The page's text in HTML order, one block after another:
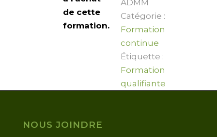
de cette
formation.
ADMM
Catégorie :
Formation
continue
Étiquette :
Formation
qualifiante
NOUS JOINDRE